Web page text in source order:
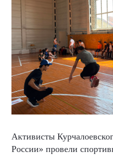
Активисты
России» провели